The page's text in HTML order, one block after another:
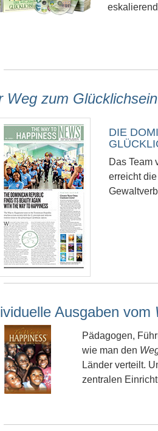
Weg zum Glücklichsein
DIE
Das Team
erreicht
Ausgaben vom
Pädagogen,
wie man den
Länder verteilt.
zentralen